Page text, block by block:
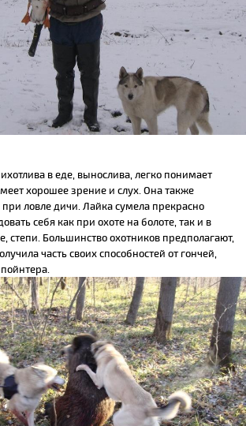
в еде, вынослива, легко понимает
хорошее зрение и слух. Она также
при ловле дичи. Лайка сумела прекрасно
себя как при охоте на болоте, так и в
степи. Большинство охотников предполагают,
часть своих способностей от гончей,